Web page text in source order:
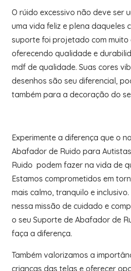
O rúido excessivo não deve ser
uma vida feliz e plena daqueles
suporte foi projetado com muito
oferecendo qualidade e
mdf de qualidade. Suas cores
desenhos são seu diferencial,
também para a decoração do
Experimente a diferença que o
Abafador de Ruido para
Ruido podem fazer na vida de
Estamos comprometidos em
mais calmo, tranquilo e
nessa missão de cuidado e
o seu Suporte de Abafador de
faça a diferença.
Também valorizamos a
crianças das telas e oferecer